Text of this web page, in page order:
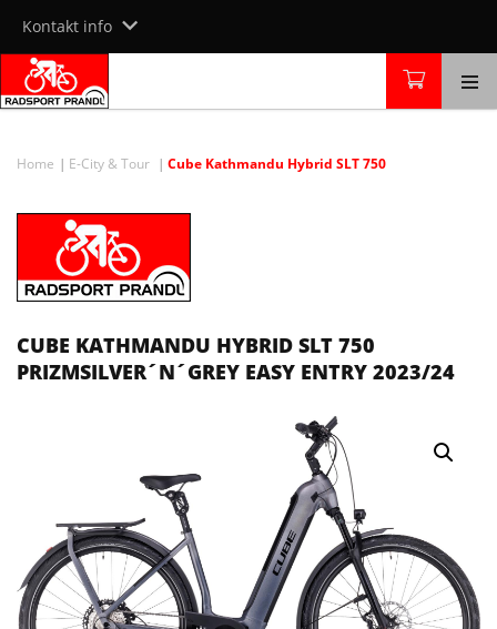
content
Kontakt info
Home E-City & Tour Cube Kathmandu Hybrid SLT 750
CUBE KATHMANDU HYBRID SLT 750
PRIZMSILVER´N´GREY EASY ENTRY 2023/24